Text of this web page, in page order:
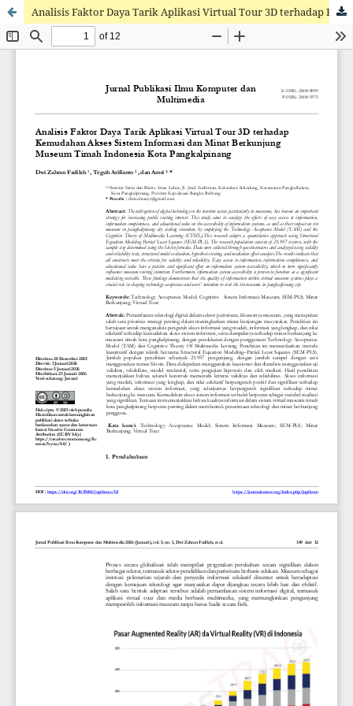
Analisis Faktor Daya Tarik Aplikasi Virtual Tour 3D terhadap Kemudahan Akses Sistem Informasi dan Minat Berkunjung Museum Timah Indonesia Kota Pangkalpinang